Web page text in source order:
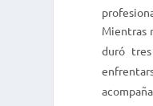
Mientras
duró